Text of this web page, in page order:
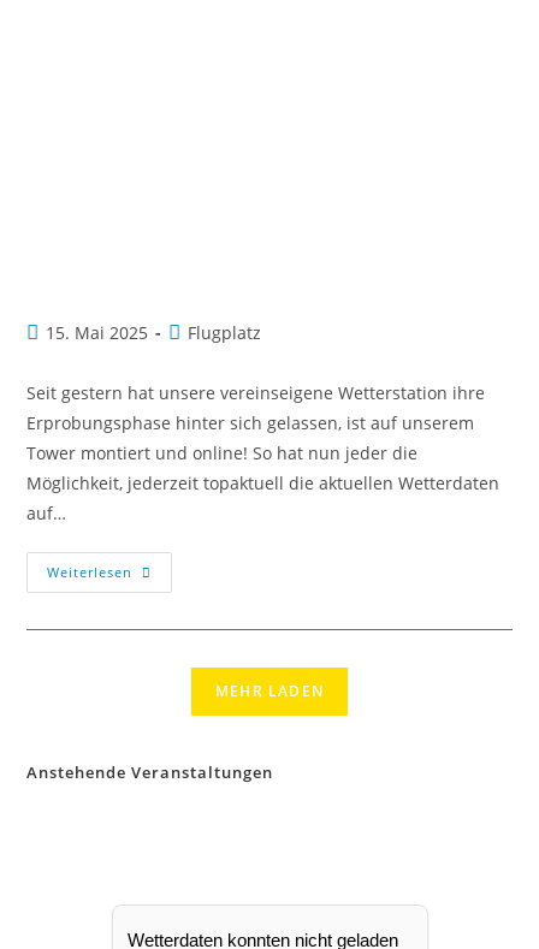
15. Mai 2025 Flugplatz
Seit gestern hat unsere vereinseigene Wetterstation ihre
Erprobungsphase hinter sich gelassen, ist auf unserem
Tower montiert und online! So hat nun jeder die
Möglichkeit, jederzeit topaktuell die aktuellen Wetterdaten
auf…
Weiterlesen
MEHR LADEN
Anstehende Veranstaltungen
Wetterdaten konnten nicht geladen